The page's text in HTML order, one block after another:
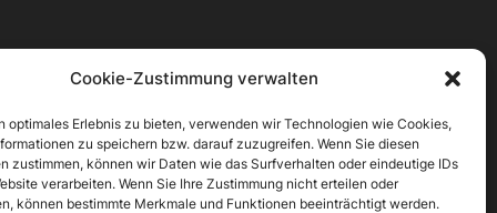
Cookie-Zustimmung verwalten
optimales Erlebnis zu bieten, verwenden wir Technologien wie Cookies,
zu speichern bzw. darauf zuzugreifen. Wenn Sie diesen
zustimmen, können wir Daten wie das Surfverhalten oder eindeutige IDs
verarbeiten. Wenn Sie Ihre Zustimmung nicht erteilen oder
können bestimmte Merkmale und Funktionen beeinträchtigt werden.